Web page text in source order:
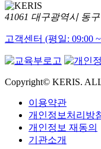
41061 대구광역시 동
고객센터 (평일: 09:00
Copyright© KERIS.
이용약관
개인정보처리방
개인정보 재동의
기관소개